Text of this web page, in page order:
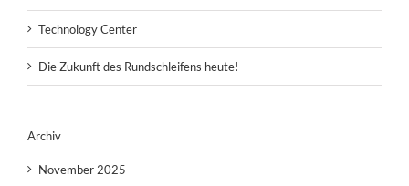
Technology Center
Die Zukunft des Rundschleifens heute!
Archiv
November 2025